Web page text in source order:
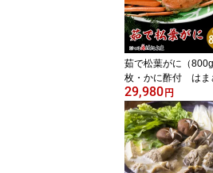
茹で松葉がに（
枚・かに酢付 はま
松葉蟹 希少ブラ
兵庫県浜坂産 マル
辺水産
29,980 円